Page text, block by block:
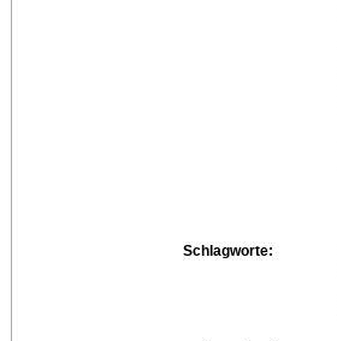
Schlagworte: